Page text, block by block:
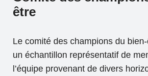
être
Le comité des champions du
un échantillon représentatif de
l’équipe provenant de divers